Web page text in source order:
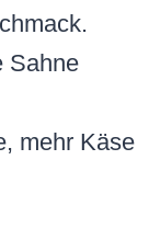
Sahne
mehr Käse